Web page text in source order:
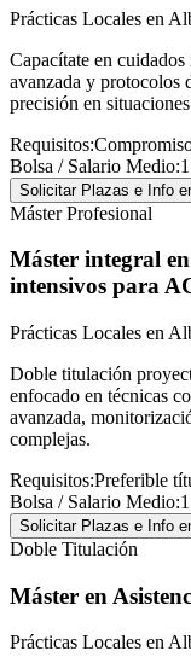
Prácticas Locales en
Capacítate en
avanzada y protocolos
precisión en
Requisitos:
Bolsa / Salario Medio:
Solicitar Plazas e Info
Máster Profesional
Máster integral
intensivos para
Prácticas Locales en
Doble titulación
enfocado en técnicas
avanzada,
complejas.
Requisitos:Preferible
Bolsa / Salario Medio:
Solicitar Plazas e Info
Doble Titulación
Máster en
Prácticas Locales en